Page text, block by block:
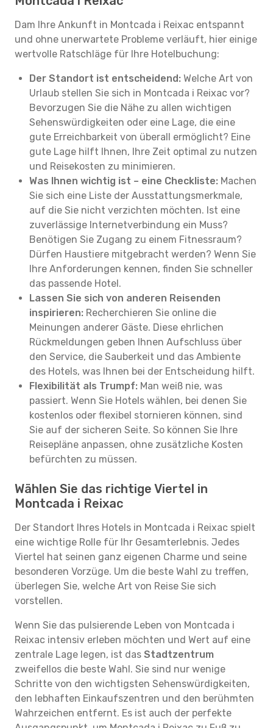
Dam Ihre Ankunft in Montcada i Reixac entspannt
und ohne unerwartete Probleme verläuft, hier einige
wertvolle Ratschläge für Ihre Hotelbuchung:
Der Standort ist entscheidend: Welche Art von
Urlaub stellen Sie sich in Montcada i Reixac vor?
Bevorzugen Sie die Nähe zu allen wichtigen
Sehenswürdigkeiten oder eine Lage, die eine
gute Erreichbarkeit von überall ermöglicht? Eine
gute Lage hilft Ihnen, Ihre Zeit optimal zu nutzen
und Reisekosten zu minimieren.
Was Ihnen wichtig ist – eine Checkliste: Machen
Sie sich eine Liste der Ausstattungsmerkmale,
auf die Sie nicht verzichten möchten. Ist eine
zuverlässige Internetverbindung ein Muss?
Benötigen Sie Zugang zu einem Fitnessraum?
Dürfen Haustiere mitgebracht werden? Wenn Sie
Ihre Anforderungen kennen, finden Sie schneller
das passende Hotel.
Lassen Sie sich von anderen Reisenden
inspirieren: Recherchieren Sie online die
Meinungen anderer Gäste. Diese ehrlichen
Rückmeldungen geben Ihnen Aufschluss über
den Service, die Sauberkeit und das Ambiente
des Hotels, was Ihnen bei der Entscheidung hilft.
Flexibilität als Trumpf: Man weiß nie, was
passiert. Wenn Sie Hotels wählen, bei denen Sie
kostenlos oder flexibel stornieren können, sind
Sie auf der sicheren Seite. So können Sie Ihre
Reisepläne anpassen, ohne zusätzliche Kosten
befürchten zu müssen.
Wählen Sie das richtige Viertel in
Montcada i Reixac
Der Standort Ihres Hotels in Montcada i Reixac spielt
eine wichtige Rolle für Ihr Gesamterlebnis. Jedes
Viertel hat seinen ganz eigenen Charme und seine
besonderen Vorzüge. Um die beste Wahl zu treffen,
überlegen Sie, welche Art von Reise Sie sich
vorstellen.
Wenn Sie das pulsierende Leben von Montcada i
Reixac intensiv erleben möchten und Wert auf eine
zentrale Lage legen, ist das Stadtzentrum
zweifellos die beste Wahl. Sie sind nur wenige
Schritte von den wichtigsten Sehenswürdigkeiten,
den lebhaften Einkaufszentren und den berühmten
Wahrzeichen entfernt. Es ist auch der perfekte